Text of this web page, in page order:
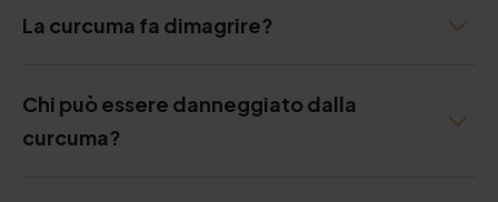
La curcuma fa dimagrire?
Chi può essere danneggiato dalla
curcuma?